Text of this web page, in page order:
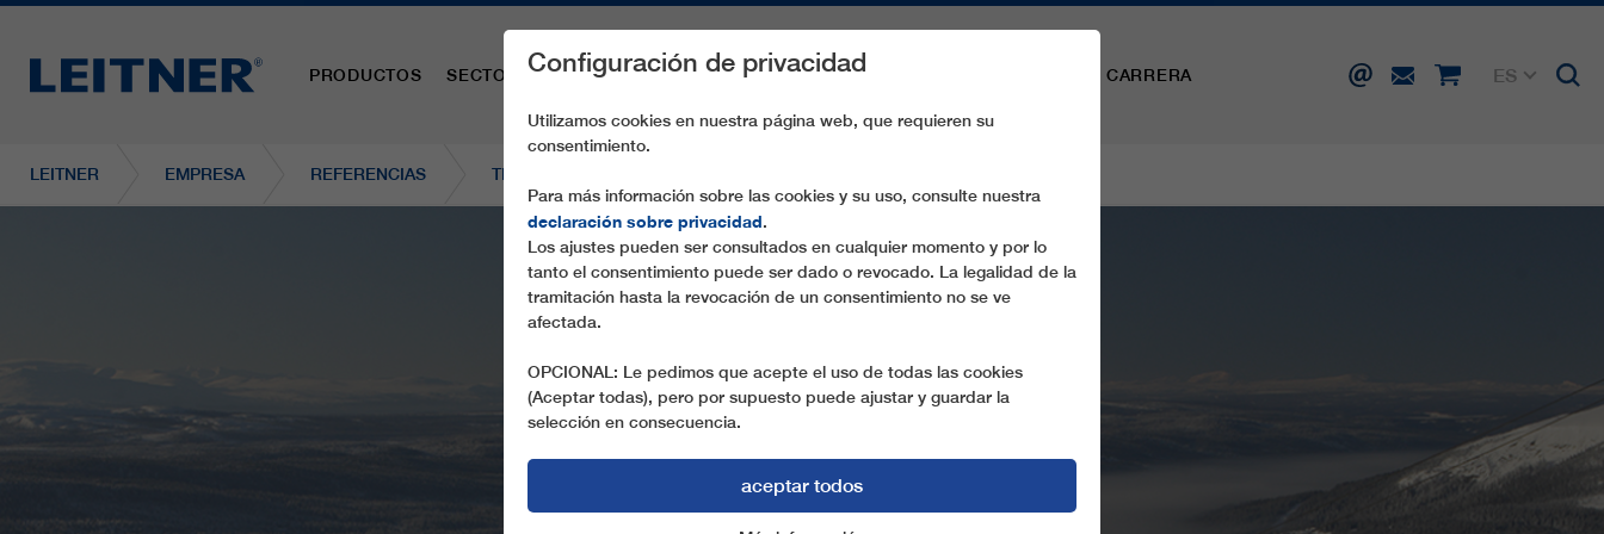
PRODUCTOS SECTORES PIEZAS DE RECAMBIO SERVICIO CARRERA
ES
LEITNER EMPRESA REFERENCIAS TMX8-8 VM8:AN
Configuración de privacidad
Utilizamos cookies en nuestra página web, que requieren su
consentimiento.
Para más información sobre las cookies y su uso, consulte nuestra
declaración sobre privacidad.
Los ajustes pueden ser consultados en cualquier momento y por lo
tanto el consentimiento puede ser dado o revocado. La legalidad de la
tramitación hasta la revocación de un consentimiento no se ve
afectada.
OPCIONAL: Le pedimos que acepte el uso de todas las cookies
(Aceptar todas), pero por supuesto puede ajustar y guardar la
selección en consecuencia.
aceptar todos